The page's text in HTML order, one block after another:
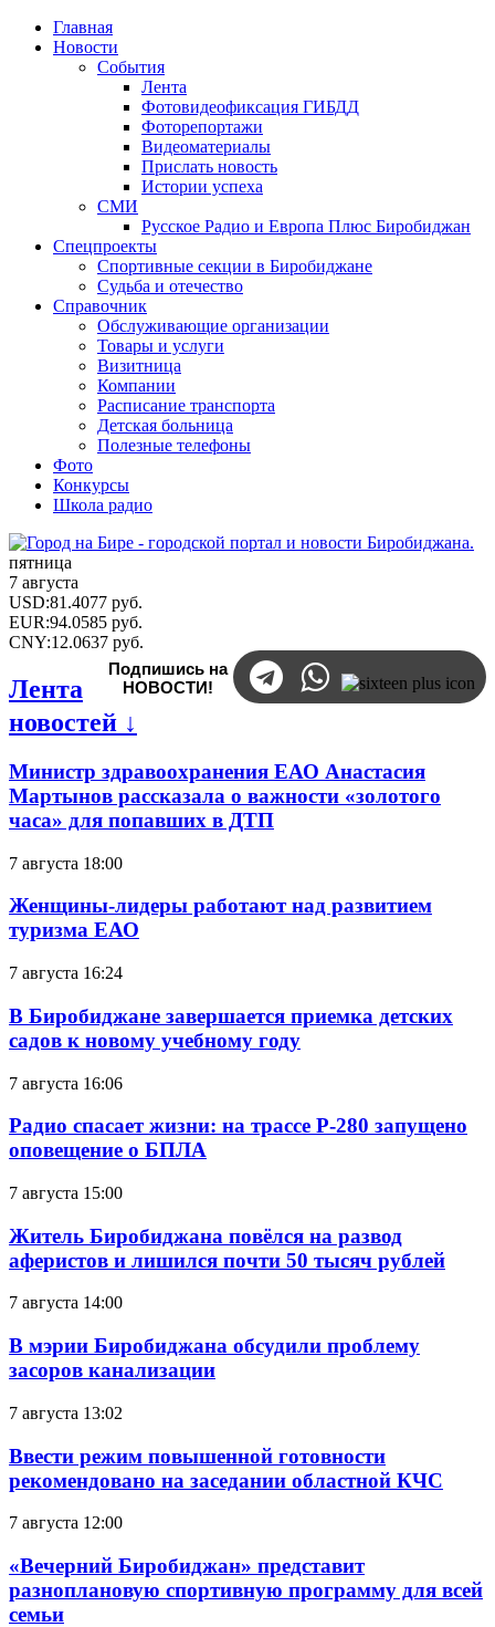
Главная
Новости
События
Лента
Фотовидеофиксация ГИБДД
Фоторепортажи
Видеоматериалы
Прислать новость
Истории успеха
СМИ
Русское Радио и Европа Плюс Биробиджан
Спецпроекты
Спортивные секции в Биробиджане
Судьба и отечество
Справочник
Обслуживающие организации
Товары и услуги
Визитница
Компании
Расписание транспорта
Детская больница
Полезные телефоны
Фото
Конкурсы
Школа радио
пятница
7 августа
USD:81.4077 руб.
EUR:94.0585 руб.
CNY:12.0637 руб.
Подпишись на
НОВОСТИ!
Лента
новостей ↓
Министр здравоохранения ЕАО Анастасия
Мартынов рассказала о важности «золотого
часа» для попавших в ДТП
7 августа 18:00
Женщины-лидеры работают над развитием
туризма ЕАО
7 августа 16:24
В Биробиджане завершается приемка детских
садов к новому учебному году
7 августа 16:06
Радио спасает жизни: на трассе Р-280 запущено
оповещение о БПЛА
7 августа 15:00
Житель Биробиджана повёлся на развод
аферистов и лишился почти 50 тысяч рублей
7 августа 14:00
В мэрии Биробиджана обсудили проблему
засоров канализации
7 августа 13:02
Ввести режим повышенной готовности
рекомендовано на заседании областной КЧС
7 августа 12:00
«Вечерний Биробиджан» представит
разноплановую спортивную программу для всей
семьи